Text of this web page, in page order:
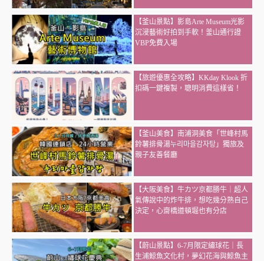
【釜山景點】影島Arte Museum光影
沉浸藝術好拍到手軟！釜山通行證
VBP免費入場
【旅遊優惠全攻略】KKday Klook 折
扣碼一鍵複製，聰明消費這樣省！
【釜山美食】南浦洞美食「世峰村馬
鈴薯排骨湯누리마을감자탕」獨旅及
親子友善餐廳
【大阪美食】牛カツ京都勝牛｜超人
氣傳說中的炸牛排，想吃幾分熟自己
決定，心齋橋道頓堀也有分店
【蔚山景點】6-7月限定繡球花｜長
生浦鯨魚文化村，夢幻花海與鯨魚主